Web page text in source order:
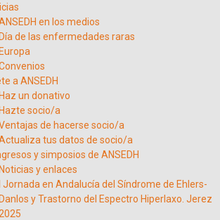
en los medios
Día de las enfermedades raras
Europa
a ANSEDH
Haz un donativo
Hazte socio/a
de hacerse socio/a
tus datos de socio/a
y simposios de ANSEDH
Noticias y enlaces
I Jornada en Andalucía del Síndrome de Ehlers-
Danlos y Trastorno del Espectro Hiperlaxo. Jerez
2025